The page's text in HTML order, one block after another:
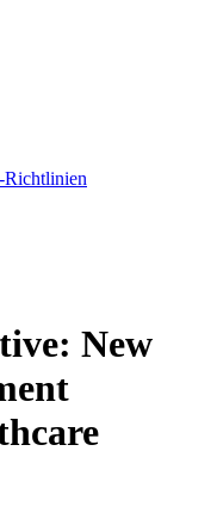
Richtlinien
New